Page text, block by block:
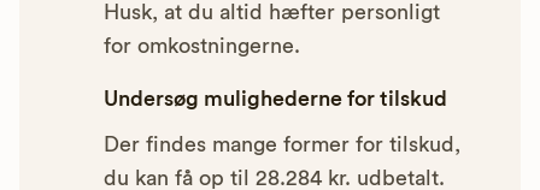
Husk, at du altid hæfter personligt
for omkostningerne.
Undersøg mulighederne for tilskud
Der findes mange former for tilskud,
du kan få op til 28.284 kr. udbetalt.